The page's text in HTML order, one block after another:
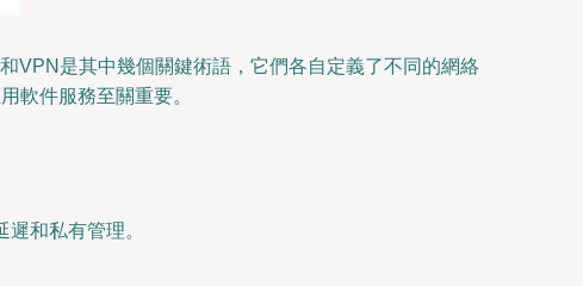
VPN是其中幾個關鍵術語，它們各自定義了不同的網絡
軟件服務至關重要。
和私有管理。